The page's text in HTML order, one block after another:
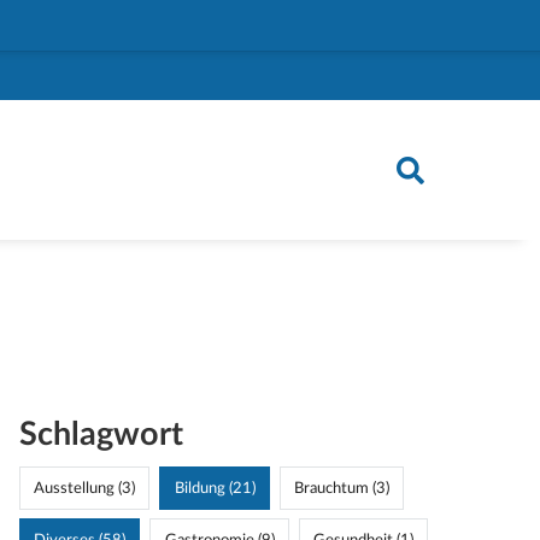
Schlagwort
Ausstellung (3) Bildung (21) Brauchtum (3)